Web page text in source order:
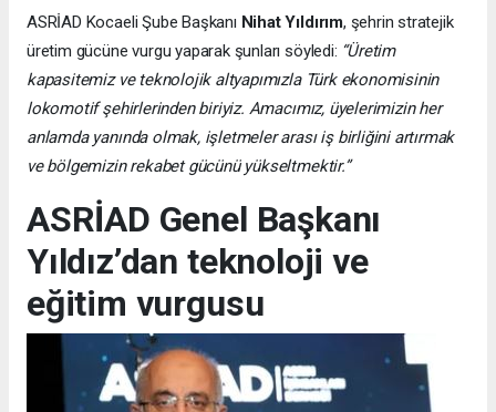
ASRİAD Kocaeli Şube Başkanı Nihat Yıldırım, şehrin stratejik
üretim gücüne vurgu yaparak şunları söyledi: “Üretim
kapasitemiz ve teknolojik altyapımızla Türk ekonomisinin
lokomotif şehirlerinden biriyiz. Amacımız, üyelerimizin her
anlamda yanında olmak, işletmeler arası iş birliğini artırmak
ve bölgemizin rekabet gücünü yükseltmektir.”
ASRİAD Genel Başkanı
Yıldız’dan teknoloji ve
eğitim vurgusu